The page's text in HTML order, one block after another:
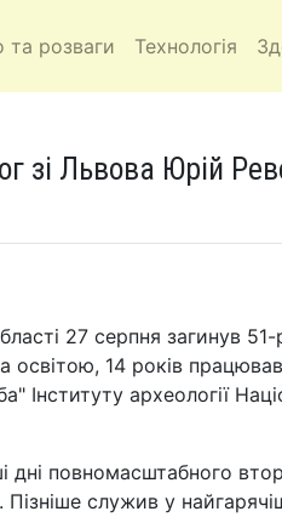
розваги Технологія
зі Львова Юрій
27 серпня загинув
14 років
Інституту археології
дні повномасштабного
служив у